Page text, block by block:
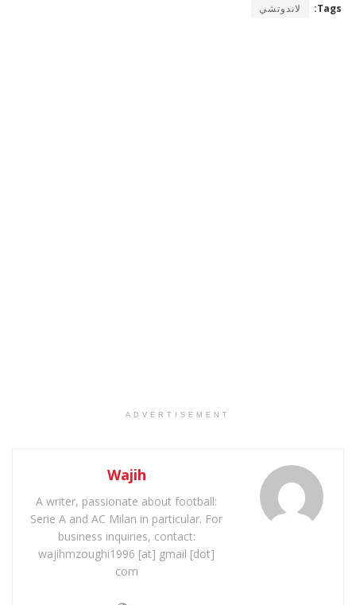
Tags: لاندوتشي
ADVERTISEMENT
Wajih
A writer, passionate about football:
Serie A and AC Milan in particular. For
business inquiries, contact:
wajihmzoughi1996 [at] gmail [dot]
com